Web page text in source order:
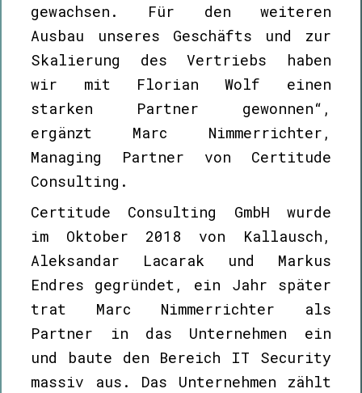
gewachsen. Für den weiteren
Ausbau unseres Geschäfts und zur
Skalierung des Vertriebs haben
wir mit Florian Wolf einen
starken Partner gewonnen“,
ergänzt Marc Nimmerrichter,
Managing Partner von Certitude
Consulting.
Certitude Consulting GmbH wurde
im Oktober 2018 von Kallausch,
Aleksandar Lacarak und Markus
Endres gegründet, ein Jahr später
trat Marc Nimmerrichter als
Partner in das Unternehmen ein
und baute den Bereich IT Security
massiv aus. Das Unternehmen zählt